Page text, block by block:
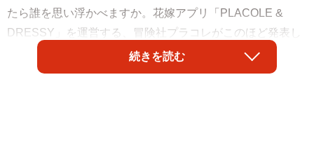
たら誰を思い浮かべますか。花嫁アプリ「PLACOLE &
DRESSY」を運営する、冒険社プラコレがこのほど発表し
た「2022年ウェディングドレス姿が似合う＆もう一度見た
い芸能人ランキング」によると、第1位に選ばれたのは「新
続きを読む